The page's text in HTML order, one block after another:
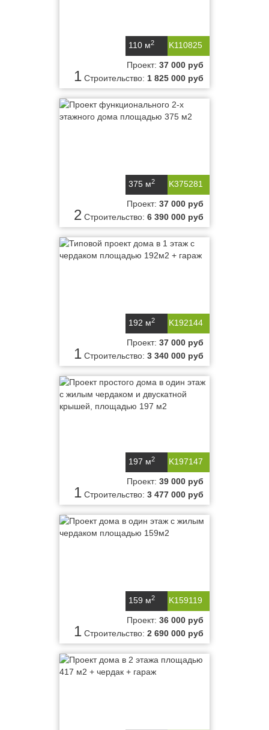
K110825
110 м2
1
Проект: 37 000 руб
Строительство: 1 825 000 руб
K375281
375 м2
2
Проект: 37 000 руб
Строительство: 6 390 000 руб
K192144
192 м2
1
Проект: 37 000 руб
Строительство: 3 340 000 руб
K197147
197 м2
1
Проект: 39 000 руб
Строительство: 3 477 000 руб
K159119
159 м2
1
Проект: 36 000 руб
Строительство: 2 690 000 руб